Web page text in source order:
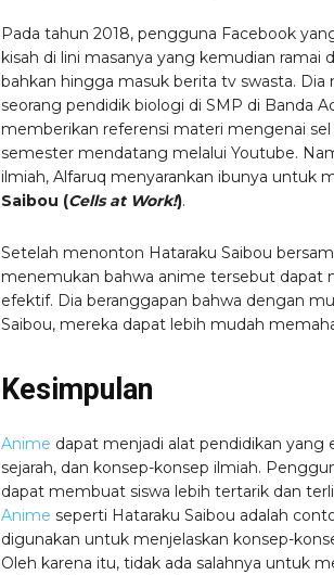
Pada tahun 2018, pengguna Facebook
kisah di lini masanya yang kemudian
bahkan hingga masuk berita tv swasta.
seorang pendidik biologi di SMP di Banda
memberikan referensi materi mengenai sel
semester mendatang melalui Youtube.
ilmiah, Alfaruq menyarankan ibunya untuk
Saibou (Cells at Work!).
Setelah menonton Hataraku Saibou
menemukan bahwa anime tersebut dapat
efektif. Dia beranggapan bahwa dengan
Saibou, mereka dapat lebih mudah
Kesimpulan
Anime dapat menjadi alat pendidikan yang
sejarah, dan konsep-konsep ilmiah.
dapat membuat siswa lebih tertarik dan
Anime seperti Hataraku Saibou adalah
digunakan untuk menjelaskan konsep-
Oleh karena itu, tidak ada salahnya untuk